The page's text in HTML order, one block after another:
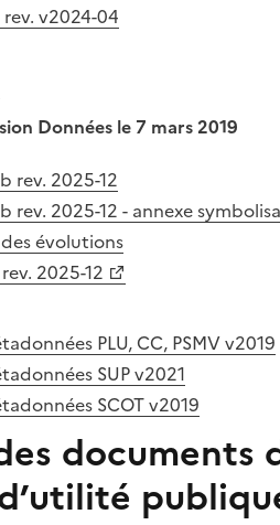
v2024-04
Données le 7 mars 2019
rev. 2025-12
rev. 2025-12 - annexe
évolutions
2025-12
PLU, CC, PSMV v2019
SUP v2021
SCOT v2019
documents